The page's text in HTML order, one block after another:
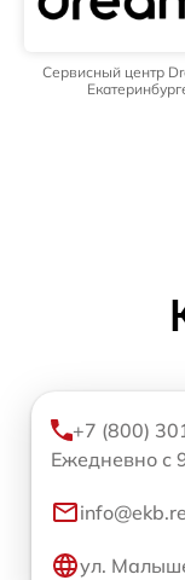
Сервисный центр
+7 (800)
Ежедневно с
ул.